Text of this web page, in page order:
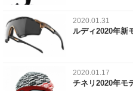
2020.01.31
ルディ2020年新
2020.01.17
チネリ2020年モ